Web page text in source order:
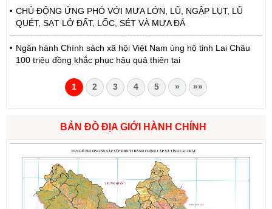
CHỦ ĐỘNG ỨNG PHÓ VỚI MƯA LỚN, LŨ, NGẬP LỤT, LŨ
QUÉT, SẠT LỞ ĐẤT, LỐC, SÉT VÀ MƯA ĐÁ
Ngân hành Chính sách xã hội Việt Nam ủng hộ tỉnh Lai Châu
100 triệu đồng khắc phục hậu quả thiên tai
1 2 3 4 5 » »»
BẢN ĐỒ ĐỊA GIỚI HÀNH CHÍNH